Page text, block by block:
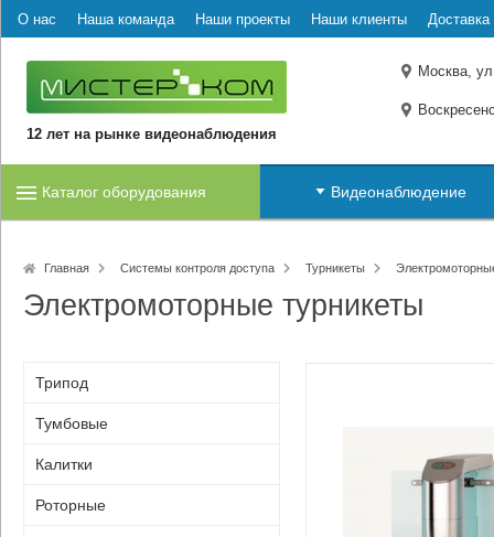
О нас Наша команда Наши проекты Наши клиенты Доставка
12 лет на рынке видеонаблюдения
Москва,
Каталог оборудования Видеонаблюдение
Главная Системы контроля доступа Турникеты
Электромоторные турникеты
Трипод
Тумбовые
Калитки
Роторные